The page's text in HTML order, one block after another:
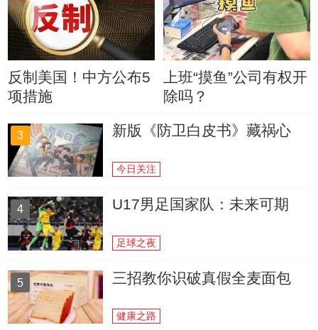
反制美国！中方公布5
项措施
上班“摸鱼”公司有权开
除吗？
3 新版《防卫白皮书》藏祸心
今日关注
4 U17男足国家队：未来可期
足球之夜
5 三招教你识破真假全麦面包
健康之路